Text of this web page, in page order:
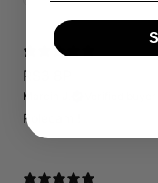
RS3 8P
Marcin J.
Polecam !